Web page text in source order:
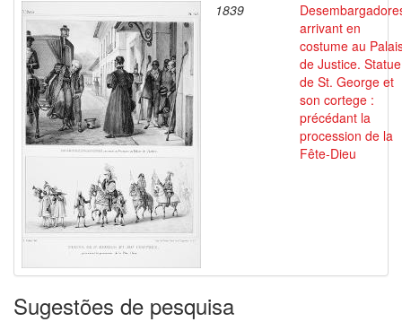
1839
arrivant en
costume au
de Justice. Statue
de St. George et
son cortege :
précédant la
procession de la
Fête-Dieu
Sugestões de pesquisa